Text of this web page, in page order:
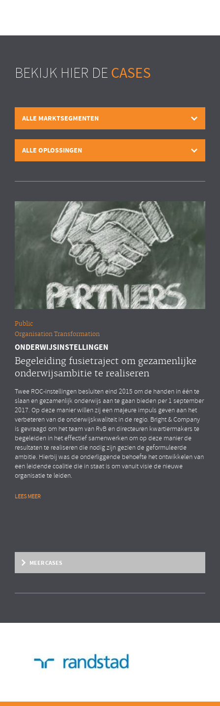
BEKIJK HIER DE CASES
ALLE MARKTSEGMENTEN
ALLE OPLOSSINGEN
Public
Organisation Transformation
ONDERWIJSINSTELLINGEN
Begeleiding fusietraject om gezamenlijke
onderwijsambitie te realiseren
Twee ROC-instellingen besluiten eind 2015 om de handen in één te
slaan en gezamenlijk onderwijs aan te gaan bieden per 1 september
2017. Op deze manier willen zij een majeure impuls geven aan het
verbeteren van de onderwijskwaliteit in de regio. Bright & Company
is gevraagd om het team van RvB en directeuren kwartiermakers te
begeleiden in het effectief samenwerken om op deze manier de
resultaten te realiseren die nodig zijn gezien de geformuleerde
ambitie. Hierbij was de onderliggende behoefte het ontwikkelen van
een leidende coalitie die in staat is om vanuit visie de nieuwe
organisatie te leiden.
LEES MEER
Overige marktsegmenten
People Analytics
MEER CASES